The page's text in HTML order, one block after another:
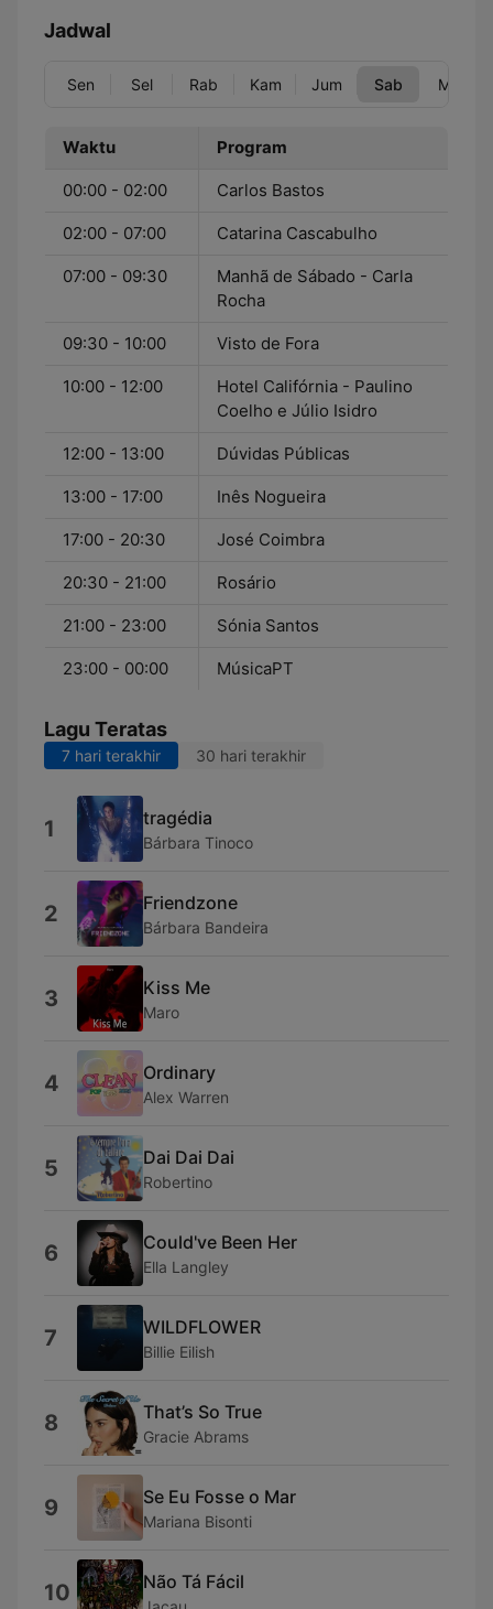
Jadwal
Sen Sel Rab Kam Jum Sab Min
Waktu Program
00:00 - 02:00 Carlos Bastos
02:00 - 07:00 Catarina Cascabulho
07:00 - 09:30
Manhã de Sábado - Carla
Rocha
09:30 - 10:00 Visto de Fora
10:00 - 12:00
Hotel Califórnia - Paulino
Coelho e Júlio Isidro
12:00 - 13:00 Dúvidas Públicas
13:00 - 17:00 Inês Nogueira
17:00 - 20:30 José Coimbra
20:30 - 21:00 Rosário
21:00 - 23:00 Sónia Santos
23:00 - 00:00 MúsicaPT
Lagu Teratas
7 hari terakhir 30 hari terakhir
1 tragédia
Bárbara Tinoco
2 Friendzone
Bárbara Bandeira
3 Kiss Me
Maro
4 Ordinary
Alex Warren
5 Dai Dai Dai
Robertino
6 Could've Been Her
Ella Langley
7 WILDFLOWER
Billie Eilish
8 That’s So True
Gracie Abrams
9 Se Eu Fosse o Mar
Mariana Bisonti
10 Não Tá Fácil